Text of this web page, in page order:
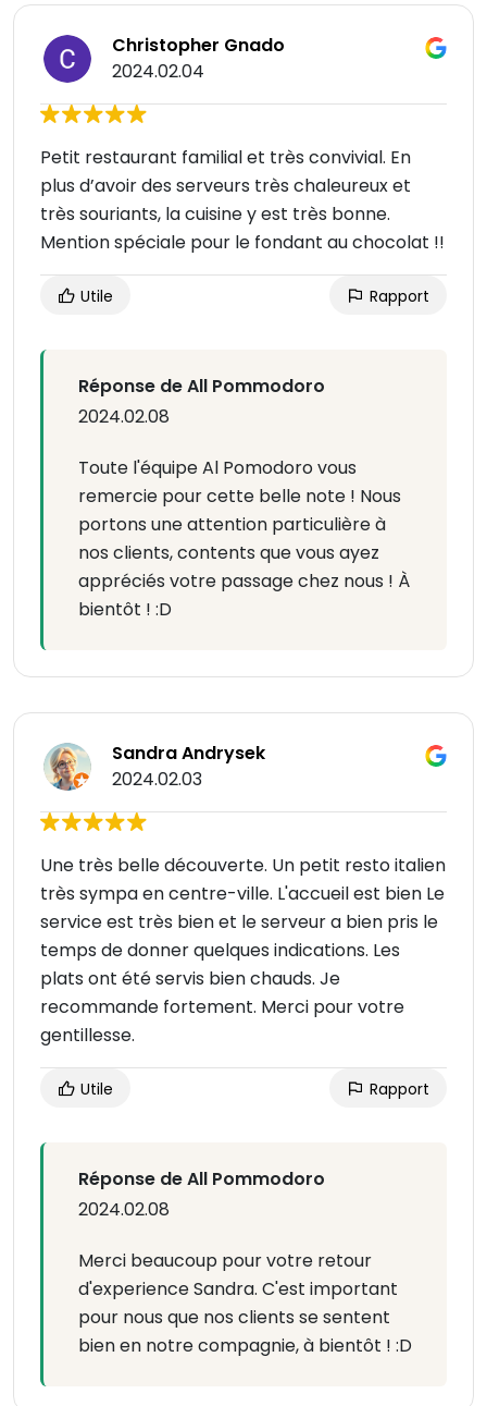
Christopher Gnado
2024.02.04
Petit restaurant familial et très convivial. En
plus d’avoir des serveurs très chaleureux et
très souriants, la cuisine y est très bonne.
Mention spéciale pour le fondant au chocolat !!
Utile Rapport
Réponse de All Pommodoro
2024.02.08
Toute l'équipe Al Pomodoro vous
remercie pour cette belle note ! Nous
portons une attention particulière à
nos clients, contents que vous ayez
appréciés votre passage chez nous ! À
bientôt ! :D
Sandra Andrysek
2024.02.03
Une très belle découverte. Un petit resto italien
très sympa en centre-ville. L'accueil est bien Le
service est très bien et le serveur a bien pris le
temps de donner quelques indications. Les
plats ont été servis bien chauds. Je
recommande fortement. Merci pour votre
gentillesse.
Utile Rapport
Réponse de All Pommodoro
2024.02.08
Merci beaucoup pour votre retour
d'experience Sandra. C'est important
pour nous que nos clients se sentent
bien en notre compagnie, à bientôt ! :D